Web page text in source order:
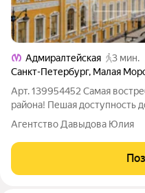
Адмиралтейская
3 мин.
Санкт-Петербург, Малая
Арт. 139954452 Самая
района! Пешая доступность
Петербурга: Дворцовая
Исаакиевский Собор и
невозможно! Это именно то
Агентство Давыдова Юлия